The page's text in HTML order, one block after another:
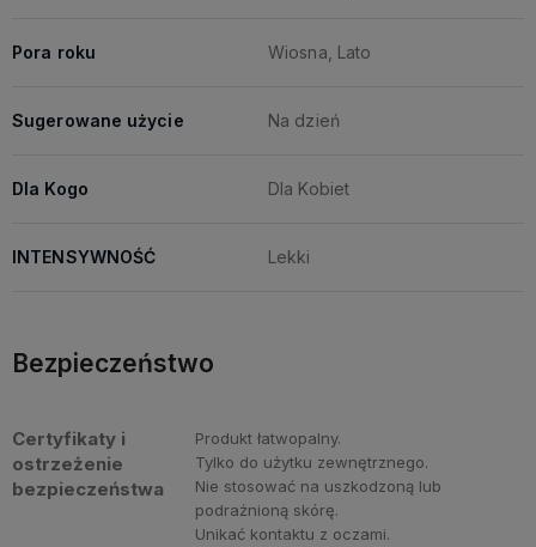
Pora roku Wiosna, Lato
Sugerowane użycie Na dzień
Dla Kogo Dla Kobiet
INTENSYWNOŚĆ Lekki
Bezpieczeństwo
Certyfikaty i
ostrzeżenie
bezpieczeństwa
Produkt łatwopalny.
Tylko do użytku zewnętrznego.
Nie stosować na uszkodzoną lub
podrażnioną skórę.
Unikać kontaktu z oczami.